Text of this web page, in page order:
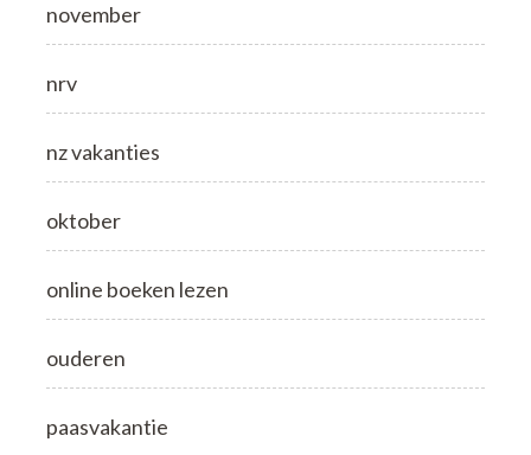
november
nrv
nz vakanties
oktober
online boeken lezen
ouderen
paasvakantie